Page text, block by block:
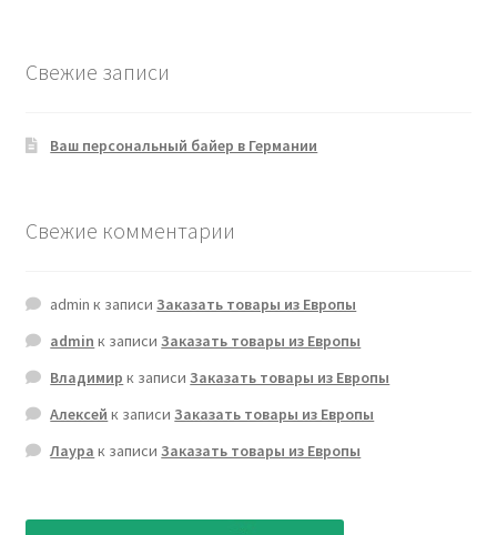
Свежие записи
Ваш персональный байер в Германии
Свежие комментарии
admin к записиЗаказать товары из Европы
admin к записиЗаказать товары из Европы
Владимир к записиЗаказать товары из Европы
Алексей к записиЗаказать товары из Европы
Лаура к записиЗаказать товары из Европы